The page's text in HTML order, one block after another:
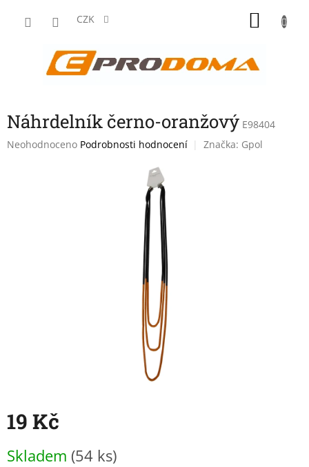
CZK
Náhrdelník černo-oranžový E98404
Průměrné
Neohodnoceno Podrobnosti hodnocení Značka: Gpol
19 Kč
cena:
Skladem (54 ks)